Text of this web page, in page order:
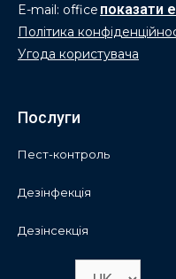
E-mail: office
Політика
Угода користувача
Послуги
Пест-контроль
Дезінфекція
Дезінсекція